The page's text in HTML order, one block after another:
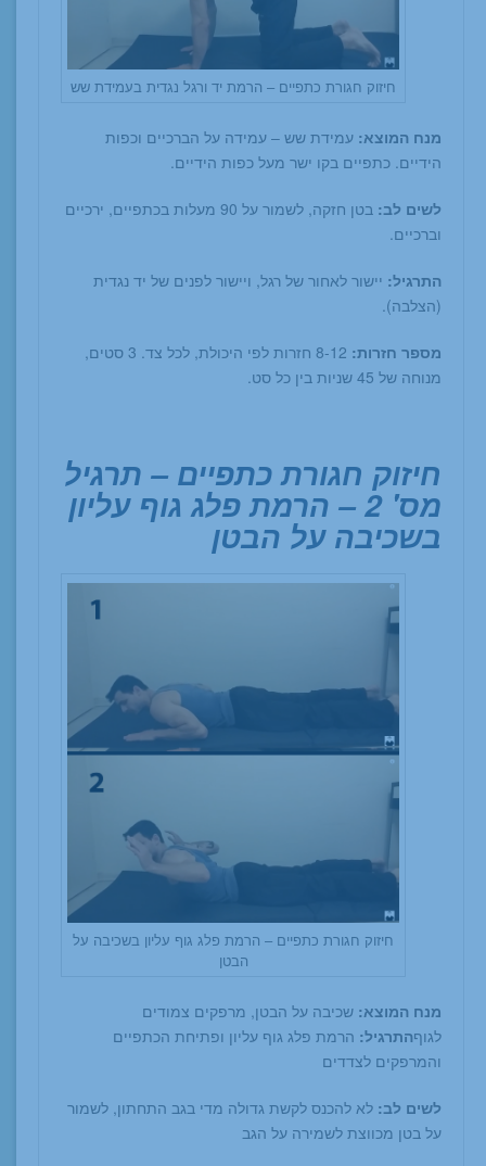
חיזוק חגורת כתפיים – הרמת יד ורגל נגדית בעמידת שש
מנח המוצא: עמידת שש – עמידה על הברכיים וכפות
הידיים. כתפיים בקו ישר מעל כפות הידיים.
לשים לב:
בטן חזקה, לשמור על 90 מעלות בכתפיים, ירכיים
וברכיים.
התרגיל: יישור לאחור של רגל, ויישור לפנים של יד נגדית
(הצלבה).
מספר חזרות:
8-12 חזרות לפי היכולת, לכל צד. 3 סטים,
מנוחה של 45 שניות בין כל סט.
חיזוק חגורת כתפיים – תרגיל
מס' 2 – הרמת פלג גוף עליון
בשכיבה על הבטן
חיזוק חגורת כתפיים – הרמת פלג גוף עליון בשכיבה על
הבטן
מנח המוצא: שכיבה על הבטן, מרפקים צמודים
לגוףהתרגיל: הרמת פלג גוף עליון ופתיחת הכתפיים
והמרפקים לצדדים
לשים לב: לא להכנס לקשת גדולה מדי בגב התחתון, לשמור
על בטן מכווצת לשמירה על הגב